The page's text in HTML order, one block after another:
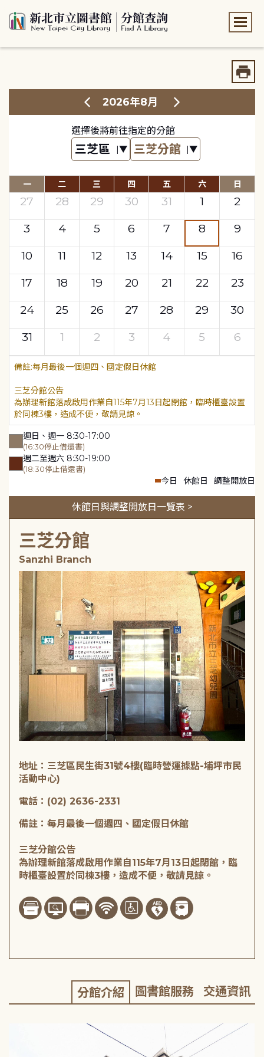
2026年8月
選擇後將前往指定的分館
一 二 三 四 五 六 日
27 28 29 30 31 1
2
3
4 5 6 7 8
9
10
11 12 13 14 15
16
17
18 19 20 21 22
23
24
25 26 27 28 29
30
31
1 2 3 4 5 6
每月最後一個週四、國定假日休館
三芝分館公告
為辦理新館落成啟用作業自115年7月13日起閉館，臨時櫃臺設置
於同棟3樓，造成不便，敬請見諒。
週日、週一 8:30-17:00
(16:30停止借還書)
週二至週六 8:30-19:00
(18:30停止借還書)
今日 休館日 調整開放日
休館日與調整開放日一覽表 >
三芝分館
Sanzhi Branch
地址：三芝區民生街31號4樓(臨時營運據點-埔坪市民
活動中心)
電話：(02) 2636-2331
備註：每月最後一個週四、國定假日休館
三芝分館公告
為辦理新館落成啟用作業自115年7月13日起閉館，臨
時櫃臺設置於同棟3樓，造成不便，敬請見諒。
分館介紹 圖書館服務 交通資訊